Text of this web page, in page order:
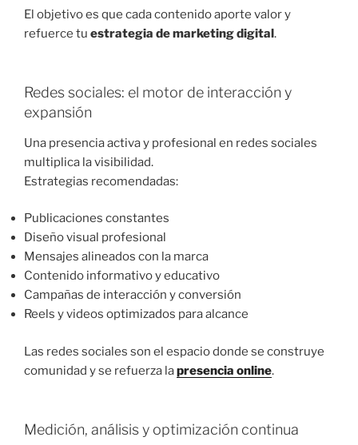
El objetivo es que cada contenido aporte valor y
refuerce tu estrategia de marketing digital.
Redes sociales: el motor de interacción y
expansión
Una presencia activa y profesional en redes sociales
multiplica la visibilidad.
Estrategias recomendadas:
Publicaciones constantes
Diseño visual profesional
Mensajes alineados con la marca
Contenido informativo y educativo
Campañas de interacción y conversión
Reels y videos optimizados para alcance
Las redes sociales son el espacio donde se construye
comunidad y se refuerza lapresencia online.
Medición, análisis y optimización continua